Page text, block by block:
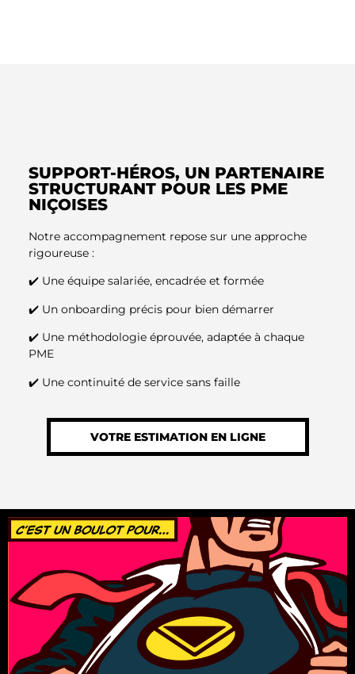
SUPPORT-HÉROS, UN PARTENAIRE
STRUCTURANT POUR LES PME
NIÇOISES
Notre accompagnement repose sur une approche
rigoureuse :
✔️ Une équipe salariée, encadrée et formée
✔️ Un onboarding précis pour bien démarrer
✔️ Une méthodologie éprouvée, adaptée à chaque
PME
✔️ Une continuité de service sans faille
VOTRE ESTIMATION EN LIGNE